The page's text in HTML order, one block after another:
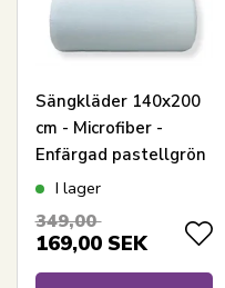
Sängkläder 140x200
cm - Microfiber -
Enfärgad pastellgrön
I lager
349,00
169,00 SEK